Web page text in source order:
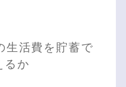
生活費を貯蓄で
るか